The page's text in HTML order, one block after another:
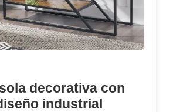
decorativa con
industrial